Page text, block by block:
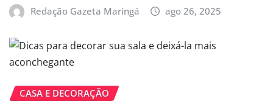
Redação Gazeta Maringá ago 26, 2025
CASA E DECORAÇÃO